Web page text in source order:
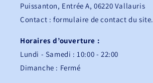
Puissanton, Entrée A, 06220 Vallauris
Contact : formulaire de contact du site.
Horaires d’ouverture :
Lundi - Samedi : 10:00 - 22:00
Dimanche : Fermé